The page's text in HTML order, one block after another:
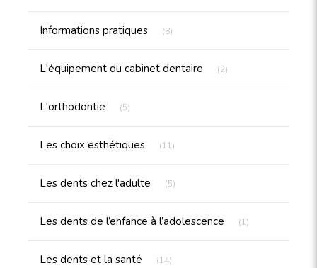
Informations pratiques (8)
L'équipement du cabinet dentaire (2)
L'orthodontie (5)
Les choix esthétiques (11)
Les dents chez l'adulte (5)
Les dents de l’enfance à l’adolescence (1)
Les dents et la santé (14)